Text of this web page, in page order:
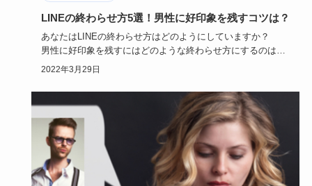
LINEの終わらせ方5選！男性に好印象を残すコツは？
あなたはLINEの終わらせ方はどのようにしていますか？
男性に好印象を残すにはどのような終わらせ方にするのはコ
ツといえる…
2022年3月29日